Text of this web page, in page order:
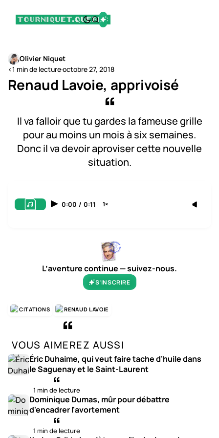
Olivier Niquet
<1 min de lecture·octobre 27, 2018
Renaud Lavoie, apprivoisé
Il va falloir que tu gardes la fameuse grille
pour au moins un mois à six semaines.
Donc il va devoir aproviser cette nouvelle
situation.
0:00 / 0:11 1×
L’aventure continue — suivez-nous.
S’INSCRIRE
CITATIONS RENAUD LAVOIE
VOUS AIMEREZ AUSSI
Éric Duhaime, qui veut faire tache d'huile dans
le Saguenay et le Saint-Laurent
1 min de lecture
Dominique Dumas, mûr pour débattre
d'encadrer l'avortement
1 min de lecture